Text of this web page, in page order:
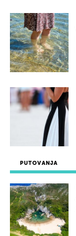
PUTOVANJA